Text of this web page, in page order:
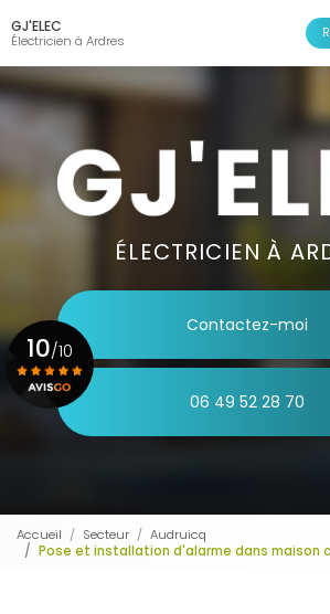
au
contenu
principal
GJ'ELEC
Électricien à Ardres
ÉLECTRICIEN À
Contactez-moi
06 49 52 28 70
10/10
Voir le certificat
Accueil Secteur
Audruicq
Pose et installation d'alarme dans maison